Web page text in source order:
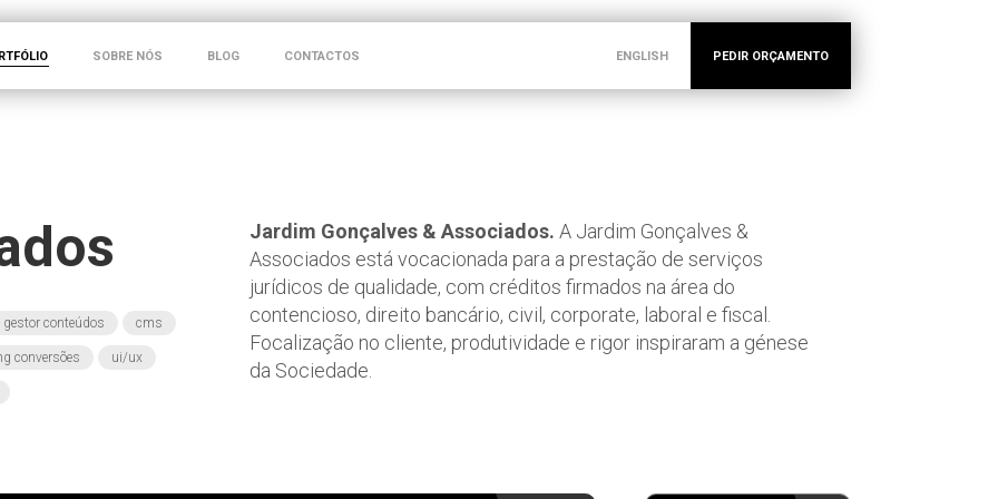
SOBRE NÓS BLOG CONTACTOS ENGLISH PEDIR ORÇAMENTO
gestor conteúdos cms
conversões ui/ux
Jardim Gonçalves & Associados. A Jardim Gonçalves &
Associados está vocacionada para a prestação de serviços
jurídicos de qualidade, com créditos firmados na área do
contencioso, direito bancário, civil, corporate, laboral e fiscal.
Focalização no cliente, produtividade e rigor inspiraram a génese
da Sociedade.